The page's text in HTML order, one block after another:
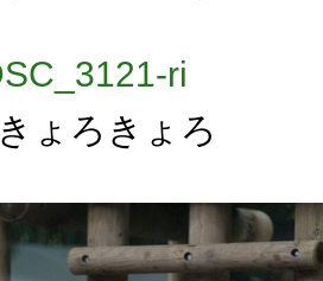
きょろきょろ